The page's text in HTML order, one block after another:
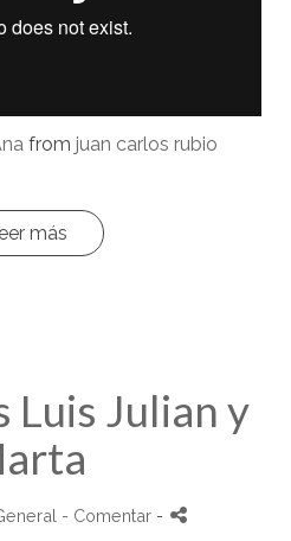
from juan carlos rubio
más
Luis Julian y
- Comentar -